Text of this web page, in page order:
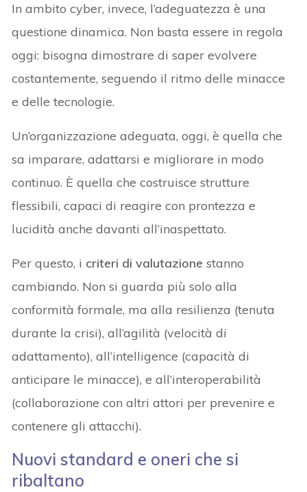
In ambito cyber, invece, l’adeguatezza è una
questione dinamica. Non basta essere in regola
oggi: bisogna dimostrare di saper evolvere
costantemente, seguendo il ritmo delle minacce
e delle tecnologie.
Un’organizzazione adeguata, oggi, è quella che
sa imparare, adattarsi e migliorare in modo
continuo. È quella che costruisce strutture
flessibili, capaci di reagire con prontezza e
lucidità anche davanti all’inaspettato.
Per questo, i criteri di valutazione stanno
cambiando. Non si guarda più solo alla
conformità formale, ma alla resilienza (tenuta
durante la crisi), all’agilità (velocità di
adattamento), all’intelligence (capacità di
anticipare le minacce), e all’interoperabilità
(collaborazione con altri attori per prevenire e
contenere gli attacchi).
Nuovi standard e oneri che si
ribaltano